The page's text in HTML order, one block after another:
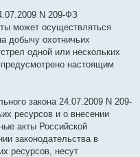
N 209-ФЗ
может осуществляться
добычу охотничьих
одной или нескольких
настоящим
закона 24.07.2009 N 209-
ресурсов и о внесении
акты Российской
законодательства в
ресурсов, несут